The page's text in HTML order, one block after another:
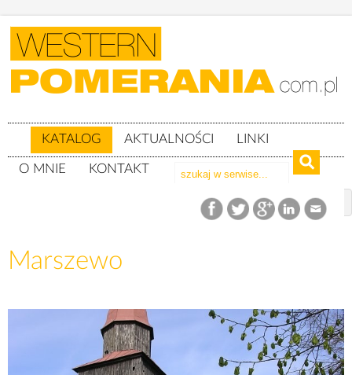
KATALOG AKTUALNOŚCI LINKI
O MNIE KONTAKT
woj. zachodniopomorskie
Marszewo